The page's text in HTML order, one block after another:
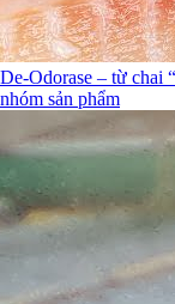
De-Odorase – từ chai
nhóm sản phẩm